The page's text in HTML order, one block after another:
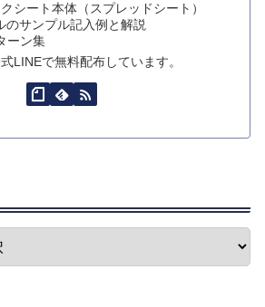
シート本体（スプレッドシート）
のサンプル記入例と解説
ーン集
LINEで無料配布しています。